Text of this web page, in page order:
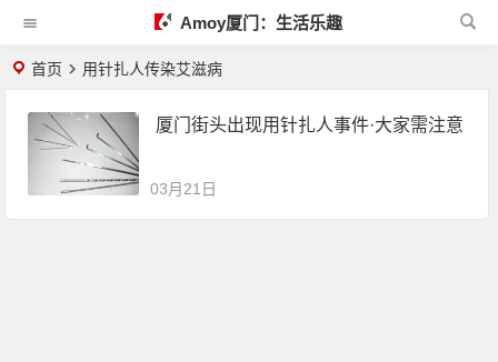
Amoy厦门：生活乐趣
首页 用针扎人传染艾滋病
厦门街头出现用针扎人事件·大家需注意
03月21日